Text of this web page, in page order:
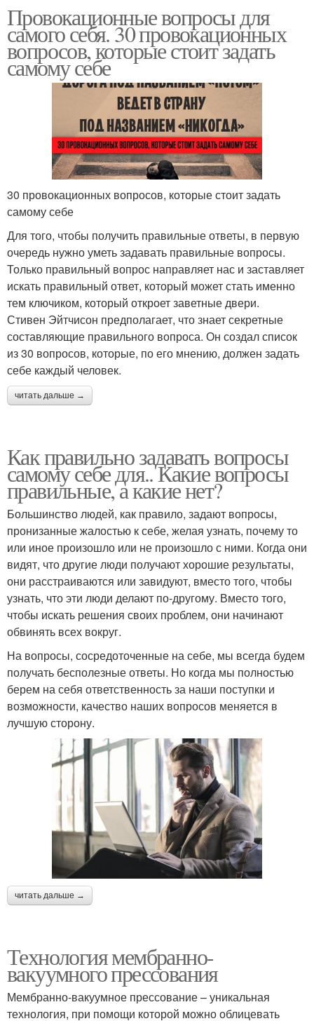
Провокационные вопросы для
самого себя. 30 провокационных
вопросов, которые стоит задать
самому себе
30 провокационных вопросов, которые стоит задать
самому себе
Для того, чтобы получить правильные ответы, в первую
очередь нужно уметь задавать правильные вопросы.
Только правильный вопрос направляет нас и заставляет
искать правильный ответ, который может стать именно
тем ключиком, который откроет заветные двери.
Стивен Эйтчисон предполагает, что знает секретные
составляющие правильного вопроса. Он создал список
из 30 вопросов, которые, по его мнению, должен задать
себе каждый человек.
читать дальше →
Как правильно задавать вопросы
самому себе для.. Какие вопросы
правильные, а какие нет?
Большинство людей, как правило, задают вопросы,
пронизанные жалостью к себе, желая узнать, почему то
или иное произошло или не произошло с ними. Когда они
видят, что другие люди получают хорошие результаты,
они расстраиваются или завидуют, вместо того, чтобы
узнать, что эти люди делают по-другому. Вместо того,
чтобы искать решения своих проблем, они начинают
обвинять всех вокруг.
На вопросы, сосредоточенные на себе, мы всегда будем
получать бесполезные ответы. Но когда мы полностью
берем на себя ответственность за наши поступки и
возможности, качество наших вопросов меняется в
лучшую сторону.
читать дальше →
Технология мембранно-
вакуумного прессования
Мембранно-вакуумное прессование – уникальная
технология, при помощи которой можно облицевать